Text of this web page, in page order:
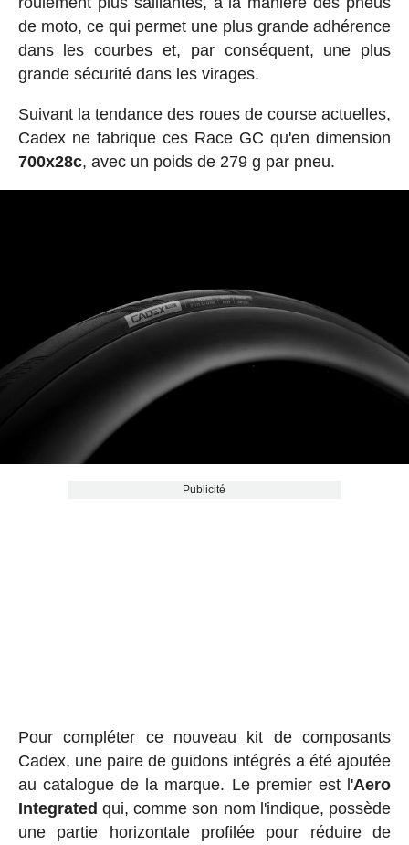
de moto, ce qui permet une plus grande adhérence
dans les courbes et, par conséquent, une plus
grande sécurité dans les virages.
Suivant la tendance des roues de course actuelles,
Cadex ne fabrique ces Race GC qu'en dimension
700x28c, avec un poids de 279 g par pneu.
Publicité
Pour compléter ce nouveau kit de composants
Cadex, une paire de guidons intégrés a été ajoutée
au catalogue de la marque. Le premier est l'Aero
Integrated qui, comme son nom l'indique, possède
une partie horizontale profilée pour réduire de